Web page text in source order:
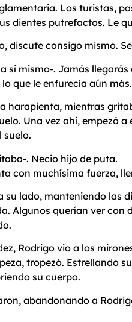
Los turistas,
dientes putrefactos. Le
discute consigo mismo.
a sí mismo-. Jamás
que le enfurecía aún más.
harapienta, mientras
Una vez ahí, empezó
suelo.
. Necio hijo de puta.
con muchísima fuerza,
su lado, manteniendo las
Algunos querían ver
Rodrigo vio a los
tropezó. Estrellando
su cuerpo.
abandonando a